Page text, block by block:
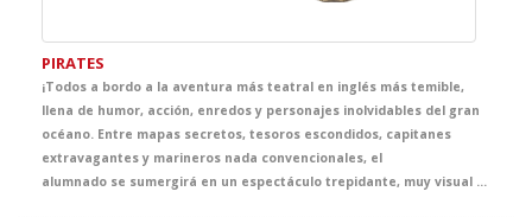
PIRATES
¡Todos a bordo a la aventura más teatral en inglés más temible,
llena de humor, acción, enredos y personajes inolvidables del gran
océano. Entre mapas secretos, tesoros escondidos, capitanes
extravagantes y marineros nada convencionales, el
alumnado se sumergirá en un espectáculo trepidante, muy visual y cargado de situaciones divertidas. Una propuesta escénica pensada para mantener la atención de principio a fin y convertir el inglés en una auténtica aventura.